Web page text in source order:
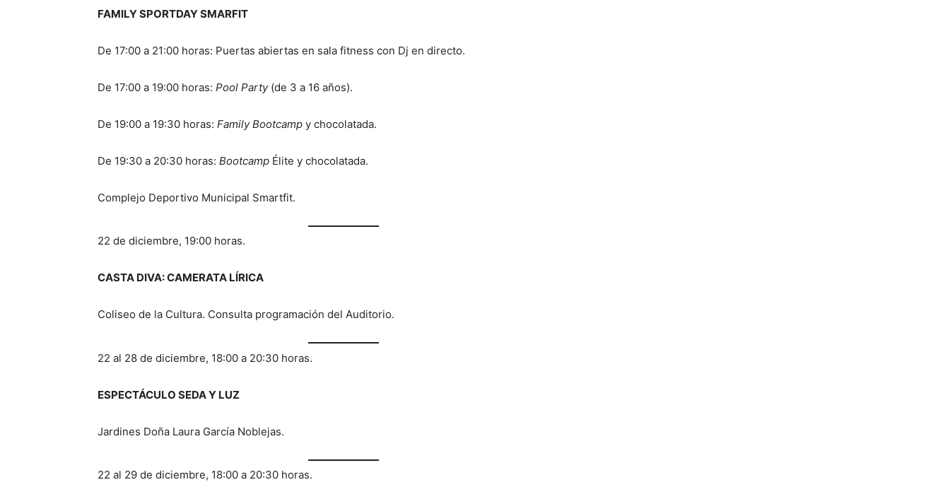
FAMILY SPORTDAY SMARFIT
De 17:00 a 21:00 horas: Puertas abiertas en sala fitness con Dj en directo.
De 17:00 a 19:00 horas: Pool Party(de 3 a 16 años).
De 19:00 a 19:30 horas: Family Bootcamp y chocolatada.
De 19:30 a 20:30 horas: Bootcamp Élite y chocolatada.
Complejo Deportivo Municipal Smartfit.
22 de diciembre, 19:00 horas.
CASTA DIVA: CAMERATA LÍRICA
Coliseo de la Cultura. Consulta programación del Auditorio.
22 al 28 de diciembre, 18:00 a 20:30 horas.
ESPECTÁCULO SEDA Y LUZ
Jardines Doña Laura García Noblejas.
22 al 29 de diciembre, 18:00 a 20:30 horas.